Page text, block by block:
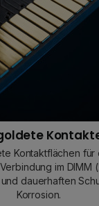
Kontaktflächen für
im DIMM
dauerhaften
Korrosion.